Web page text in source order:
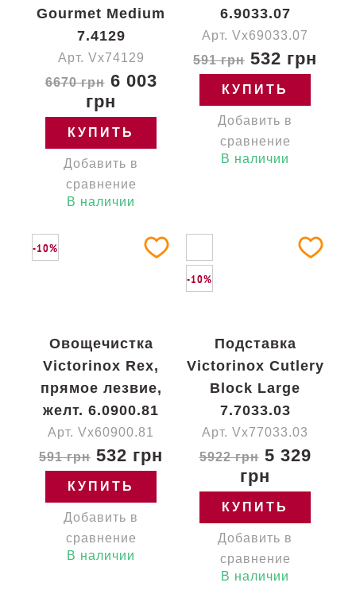
Gourmet Medium
7.4129
Арт. Vx74129
6670 грн6 003
грн
КУПИТЬ
Добавить в
сравнение
В наличии
6.9033.07
Арт. Vx69033.07
591 грн 532 грн
КУПИТЬ
Добавить в
сравнение
В наличии
-10%
Овощечистка
Victorinox Rex,
прямое лезвие,
желт. 6.0900.81
Арт. Vx60900.81
591 грн 532 грн
КУПИТЬ
Добавить в
сравнение
В наличии
-10%
Подставка
Victorinox Cutlery
Block Large
7.7033.03
Арт. Vx77033.03
5922 грн5 329
грн
КУПИТЬ
Добавить в
сравнение
В наличии